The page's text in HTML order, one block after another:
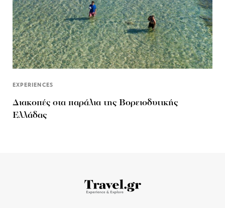
EXPERIENCES
Διακοπές στα παράλια της Βορειοδυτικής
Ελλάδας